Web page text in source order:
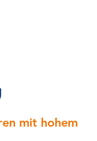
mit hohem